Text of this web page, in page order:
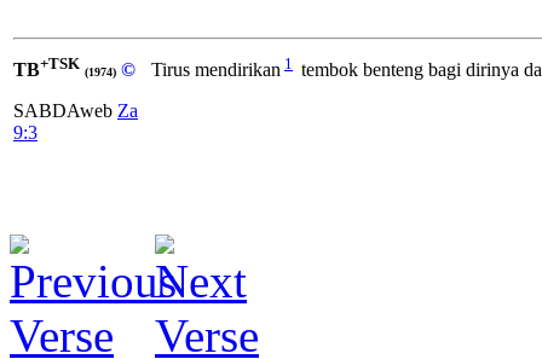
TB+TSK (1974) ©
SABDAweb Za
9:3
Tirus mendirikan 1 tembok benteng bagi dirinya